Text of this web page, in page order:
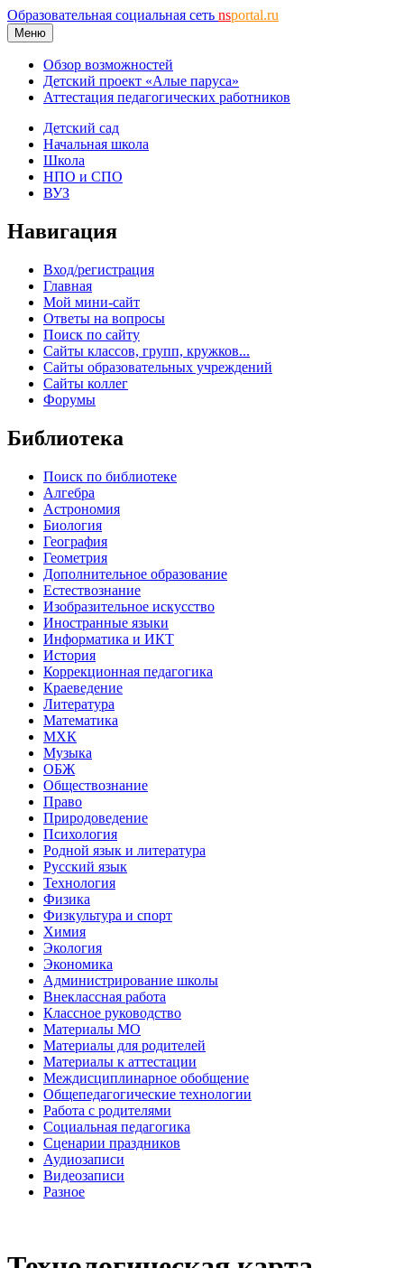
Образовательная социальная сеть nsportal.ru
Меню
Обзор возможностей
Детский проект «Алые паруса»
Аттестация педагогических работников
Детский сад
Начальная школа
Школа
НПО и СПО
ВУЗ
Навигация
Вход/регистрация
Главная
Мой мини-сайт
Ответы на вопросы
Поиск по сайту
Сайты классов, групп, кружков...
Сайты образовательных учреждений
Сайты коллег
Форумы
Библиотека
Поиск по библиотеке
Алгебра
Астрономия
Биология
География
Геометрия
Дополнительное образование
Естествознание
Изобразительное искусство
Иностранные языки
Информатика и ИКТ
История
Коррекционная педагогика
Краеведение
Литература
Математика
МХК
Музыка
ОБЖ
Обществознание
Право
Природоведение
Психология
Родной язык и литература
Русский язык
Технология
Физика
Физкультура и спорт
Химия
Экология
Экономика
Администрирование школы
Внеклассная работа
Классное руководство
Материалы МО
Материалы для родителей
Материалы к аттестации
Междисциплинарное обобщение
Общепедагогические технологии
Работа с родителями
Социальная педагогика
Сценарии праздников
Аудиозаписи
Видеозаписи
Разное